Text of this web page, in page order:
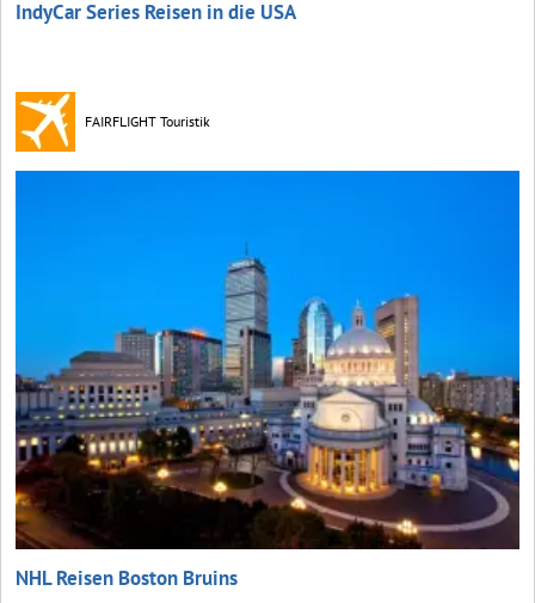
IndyCar Series Reisen in die USA
FAIRFLIGHT Touristik
NHL Reisen Boston Bruins